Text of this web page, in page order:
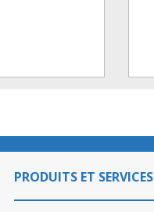
PRODUITS ET SERVICES